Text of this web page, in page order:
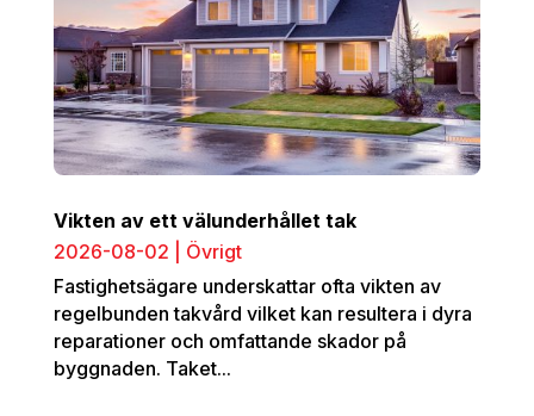
Vikten av ett välunderhållet tak
2026-08-02
Övrigt
Fastighetsägare underskattar ofta vikten av
regelbunden takvård vilket kan resultera i dyra
reparationer och omfattande skador på
byggnaden. Taket...